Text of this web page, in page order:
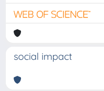
social impact